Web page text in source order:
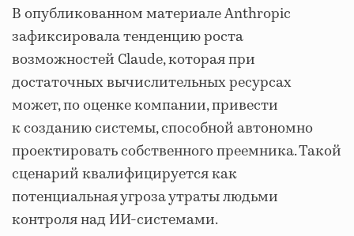
В опубликованном материале Anthropic
зафиксировала тенденцию роста
возможностей Claude, которая при
достаточных вычислительных ресурсах
может, по оценке компании, привести
к созданию системы, способной автономно
проектировать собственного преемника. Такой
сценарий квалифицируется как
потенциальная угроза утраты людьми
контроля над ИИ-системами.